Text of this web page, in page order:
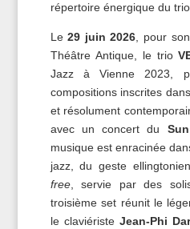
répertoire énergique du trio
Le29 juin 2026 , pour
Théâtre Antique, le trio
Jazz à Vienne 2023,
compositions inscrites
et résolument
avec un concert du
musique est enracinée
jazz, du geste
free, servie par des
troisième set réunit le
le claviéristeJean-Phi